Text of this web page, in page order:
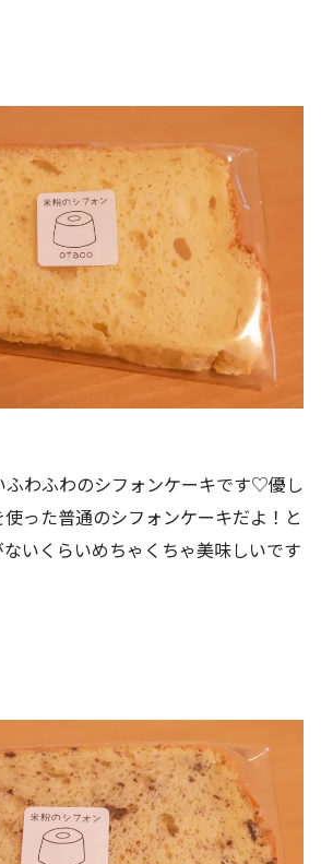
ふわふわのシフォンケーキです♡優し
った普通のシフォンケーキだよ！と
いくらいめちゃくちゃ美味しいです